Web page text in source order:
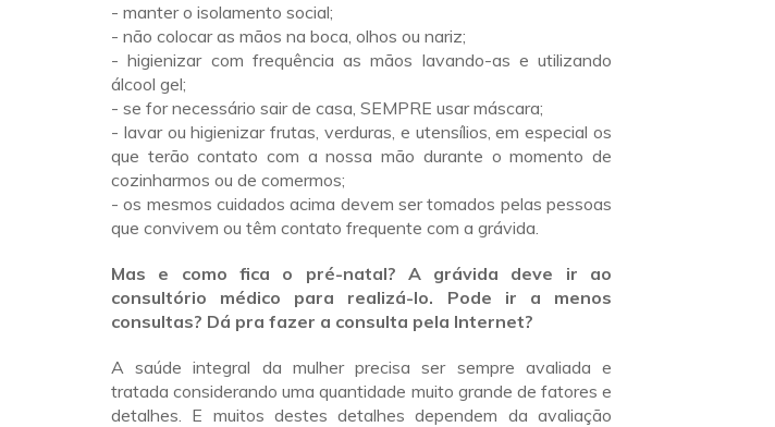
- manter o isolamento social;
- não colocar as mãos na boca, olhos ou nariz;
- higienizar com frequência as mãos lavando-as e utilizando
álcool gel;
- se for necessário sair de casa, SEMPRE usar máscara;
- lavar ou higienizar frutas, verduras, e utensílios, em especial os
que terão contato com a nossa mão durante o momento de
cozinharmos ou de comermos;
- os mesmos cuidados acima devem ser tomados pelas pessoas
que convivem ou têm contato frequente com a grávida.
Mas e como fica o pré-natal? A grávida deve ir ao
consultório médico para realizá-lo. Pode ir a menos
consultas? Dá pra fazer a consulta pela Internet?
A saúde integral da mulher precisa ser sempre avaliada e
tratada considerando uma quantidade muito grande de fatores e
detalhes. E muitos destes detalhes dependem da avaliação